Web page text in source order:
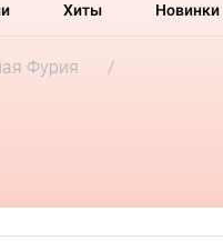
Хиты Новинки
Фурия